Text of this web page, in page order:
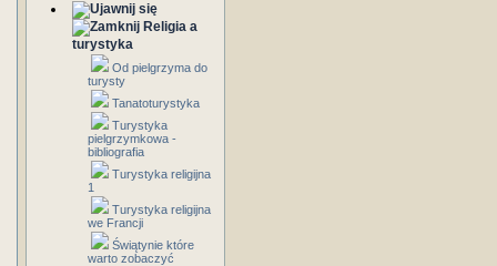
Religia a
turystyka
Od pielgrzyma do
turysty
Tanatoturystyka
Turystyka
pielgrzymkowa -
bibliografia
Turystyka religijna
1
Turystyka religijna
we Francji
Świątynie które
warto zobaczyć